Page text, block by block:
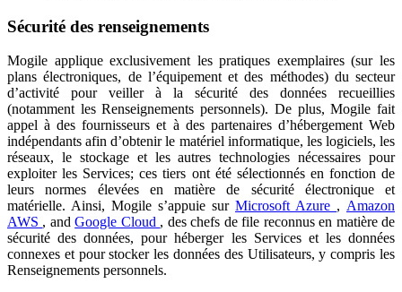
Sécurité des renseignements
Mogile applique exclusivement les pratiques exemplaires (sur les
plans électroniques, de l’équipement et des méthodes) du secteur
d’activité pour veiller à la sécurité des données recueillies
(notamment les Renseignements personnels). De plus, Mogile fait
appel à des fournisseurs et à des partenaires d’hébergement Web
indépendants afin d’obtenir le matériel informatique, les logiciels, les
réseaux, le stockage et les autres technologies nécessaires pour
exploiter les Services; ces tiers ont été sélectionnés en fonction de
leurs normes élevées en matière de sécurité électronique et
matérielle. Ainsi, Mogile s’appuie sur Microsoft Azure , Amazon
AWS , and Google Cloud , des chefs de file reconnus en matière de
sécurité des données, pour héberger les Services et les données
connexes et pour stocker les données des Utilisateurs, y compris les
Renseignements personnels.